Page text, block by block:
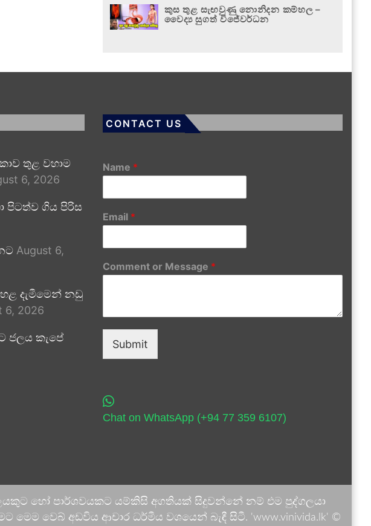
කුස තුළ සැඟවුණු නොනිදන කම්හල –
වෛද්‍ය සුගත් විජේවර්ධන
තුළ වහාම
6, 2026
පිටත්ව ගිය පිරිස
August 6,
දැමීමෙන් නඩු
6, 2026
ජලය කැපේ
CONTACT US
Name *
Email *
Comment or Message *
Submit
Chat on WhatsApp (+94 77 359 6107)
හෝ පාර්ශවයකට යම්කිසි අගතියක් සිදුවන්නේ නම් එම පුද්ගලයා
වෙබ් අඩවිය ආචාර ධර්මීය වශයෙන් බැඳී සිටී. 'www.vinivida.lk' ©